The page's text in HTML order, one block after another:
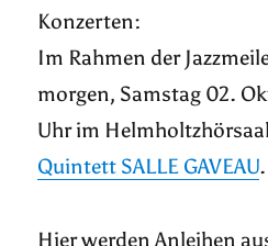
Konzerten:
Im Rahmen der
morgen, Samstag 02.
Uhr im
Quintett SALLE GAVEAU.
Hier werden Anleihen